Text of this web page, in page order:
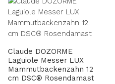
Claude DOZORME
Laguiole Messer LUX
Mammutbackenzahn 12
cm DSC® Rosendamast